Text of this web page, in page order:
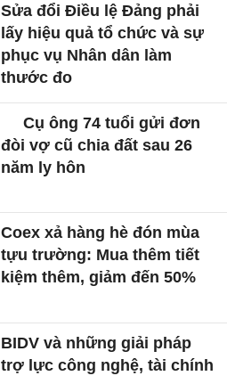
Sửa đổi Điều lệ Đảng phải
lấy hiệu quả tổ chức và sự
phục vụ Nhân dân làm
thước đo
Cụ ông 74 tuổi gửi đơn
đòi vợ cũ chia đất sau 26
năm ly hôn
Coex xả hàng hè đón mùa
tựu trường: Mua thêm tiết
kiệm thêm, giảm đến 50%
BIDV và những giải pháp
trợ lực công nghệ, tài chính